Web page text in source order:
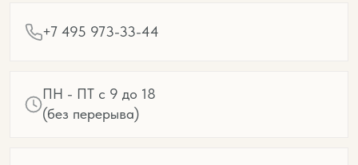
+7 495 973-33-44
ПН - ПТ с 9 до 18
(без перерыва)